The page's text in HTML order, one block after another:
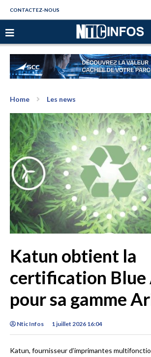
CONTACTEZ-NOUS
Home Les news
Katun obtient la
certification Blue
pour sa gamme
Ntic Infos 1 juillet 2026 16:04
Katun, fournisseur d’imprimantes